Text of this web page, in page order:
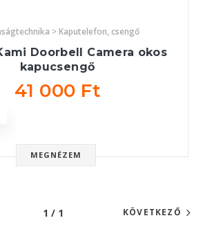
> Kaputelefon, csengő
Doorbell Camera okos
kapucsengő
41 000 Ft
MEGNÉZEM
1 / 1 KÖVETKEZŐ